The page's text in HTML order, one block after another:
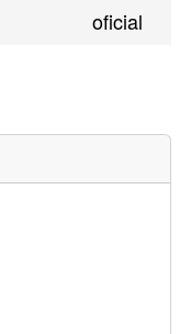
oficial